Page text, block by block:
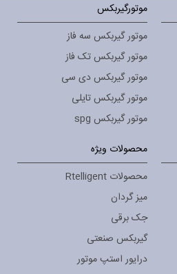
موتورگیربکس
موتور گیربکس سه فاز
موتور گیربکس تک فاز
موتور گیربکس دی سی
موتور گیربکس تایلی
موتور گیربکس spg
محصولات ویژه
محصولات Rtelligent
میز گردان
جک برقی
گیربکس صنعتی
درایور استپ موتور